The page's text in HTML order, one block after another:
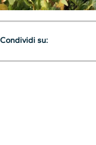
Condividi su: